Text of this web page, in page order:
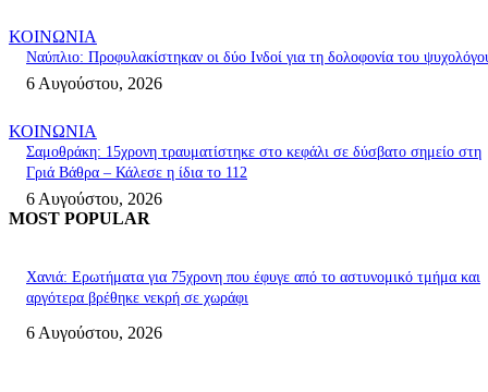
ΚΟΙΝΩΝΙΑ
Ναύπλιο: Προφυλακίστηκαν οι δύο Ινδοί για τη δολοφονία του
6 Αυγούστου, 2026
ΚΟΙΝΩΝΙΑ
Σαμοθράκη: 15χρονη τραυματίστηκε στο κεφάλι σε δύσβατο σημείο στη
Γριά Βάθρα – Κάλεσε η ίδια το 112
6 Αυγούστου, 2026
MOST POPULAR
Χανιά: Ερωτήματα για 75χρονη που έφυγε από το αστυνομικό τμήμα και
αργότερα βρέθηκε νεκρή σε χωράφι
6 Αυγούστου, 2026